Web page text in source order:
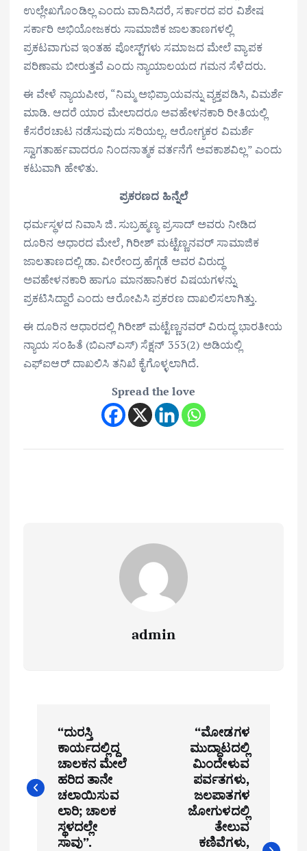
ಉಲ್ಲೇಖಗೊಂಡಿಲ್ಲ ಎಂದು ವಾದಿಸಿದರೆ, ಸರ್ಕಾರದ ಪರ ವಿಶೇಷ
ಸರ್ಕಾರಿ ಅಭಿಯೋಜಕರು ಸಾಮಾಜಿಕ ಜಾಲತಾಣಗಳಲ್ಲಿ
ಪ್ರಕಟವಾಗುವ ಇಂತಹ ಪೋಸ್ಟ್‌ಗಳು ಸಮಾಜದ ಮೇಲೆ ವ್ಯಾಪಕ
ಪರಿಣಾಮ ಬೀರುತ್ತವೆ ಎಂದು ನ್ಯಾಯಾಲಯದ ಗಮನ ಸೆಳೆದರು.
ಈ ವೇಳೆ ನ್ಯಾಯಪೀಠ, “ನಿಮ್ಮ ಅಭಿಪ್ರಾಯವನ್ನು ವ್ಯಕ್ತಪಡಿಸಿ, ವಿಮರ್ಶೆ
ಮಾಡಿ. ಆದರೆ ಯಾರ ಮೇಲಾದರೂ ಅವಹೇಳನಕಾರಿ ರೀತಿಯಲ್ಲಿ
ಕೆಸರೆರಚಾಟ ನಡೆಸುವುದು ಸರಿಯಲ್ಲ. ಆರೋಗ್ಯಕರ ವಿಮರ್ಶೆ
ಸ್ವಾಗತಾರ್ಹವಾದರೂ ನಿಂದನಾತ್ಮಕ ವರ್ತನೆಗೆ ಅವಕಾಶವಿಲ್ಲ” ಎಂದು
ಕಟುವಾಗಿ ಹೇಳಿತು.
ಪ್ರಕರಣದ ಹಿನ್ನೆಲೆ
ಧರ್ಮಸ್ಥಳದ ನಿವಾಸಿ ಜಿ. ಸುಬ್ರಹ್ಮಣ್ಯ ಪ್ರಸಾದ್‌ ಅವರು ನೀಡಿದ
ದೂರಿನ ಆಧಾರದ ಮೇಲೆ, ಗಿರೀಶ್‌ ಮಟ್ಟೆಣ್ಣನವರ್‌ ಸಾಮಾಜಿಕ
ಜಾಲತಾಣದಲ್ಲಿ ಡಾ. ವೀರೇಂದ್ರ ಹೆಗ್ಗಡೆ ಅವರ ವಿರುದ್ಧ
ಅವಹೇಳನಕಾರಿ ಹಾಗೂ ಮಾನಹಾನಿಕರ ವಿಷಯಗಳನ್ನು
ಪ್ರಕಟಿಸಿದ್ದಾರೆ ಎಂದು ಆರೋಪಿಸಿ ಪ್ರಕರಣ ದಾಖಲಿಸಲಾಗಿತ್ತು.
ಈ ದೂರಿನ ಆಧಾರದಲ್ಲಿ ಗಿರೀಶ್‌ ಮಟ್ಟೆಣ್ಣನವರ್‌ ವಿರುದ್ಧ ಭಾರತೀಯ
ನ್ಯಾಯ ಸಂಹಿತೆ (ಬಿಎನ್‌ಎಸ್‌) ಸೆಕ್ಷನ್‌ 353(2) ಅಡಿಯಲ್ಲಿ
ಎಫ್‌ಐಆರ್‌ ದಾಖಲಿಸಿ ತನಿಖೆ ಕೈಗೊಳ್ಳಲಾಗಿದೆ.
Spread the love
admin
s
t
“ದುರಸ್ತಿ
ಕಾರ್ಯದಲ್ಲಿದ್ದ
ಚಾಲಕನ ಮೇಲೆ
ಹರಿದ ತಾನೇ
ಚಲಾಯಿಸುವ
ಲಾರಿ; ಚಾಲಕ
ಸ್ಥಳದಲ್ಲೇ
ಸಾವು”.
“ಮೋಡಗಳ
ಮುದ್ದಾಟದಲ್ಲಿ
ಮಿಂದೇಳುವ
ಪರ್ವತಗಳು,
ಜಲಪಾತಗಳ
ಜೋಗುಳದಲ್ಲಿ
ತೇಲುವ
ಕಣಿವೆಗಳು,